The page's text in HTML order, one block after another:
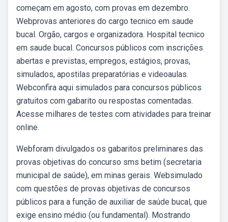
começam em agosto, com provas em dezembro.
Webprovas anteriores do cargo tecnico em saude
bucal. Orgão, cargos e organizadora. Hospital tecnico
em saude bucal. Concursos públicos com inscrições
abertas e previstas, empregos, estágios, provas,
simulados, apostilas preparatórias e videoaulas.
Webconfira aqui simulados para concursos públicos
gratuitos com gabarito ou respostas comentadas.
Acesse milhares de testes com atividades para treinar
online.
Webforam divulgados os gabaritos preliminares das
provas objetivas do concurso sms betim (secretaria
municipal de saúde), em minas gerais. Websimulado
com questões de provas objetivas de concursos
públicos para a função de auxiliar de saúde bucal, que
exige ensino médio (ou fundamental). Mostrando